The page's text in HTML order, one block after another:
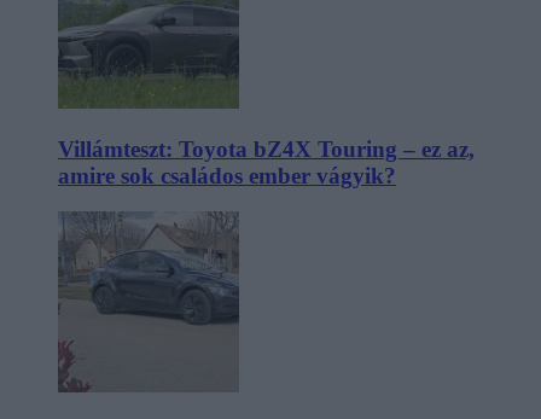
Villámteszt: Toyota bZ4X Touring – ez az,
amire sok családos ember vágyik?